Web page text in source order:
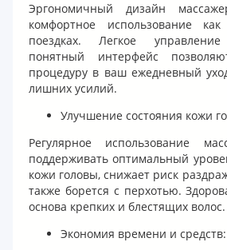
Эргономичный дизайн
комфортное использование
поездках. Легкое
понятный интерфейс
процедуру в ваш ежедневный
лишних усилий.
Улучшение состояния кожи
Регулярное использование
поддерживать оптимальный
кожи головы, снижает риск
также борется с перхотью.
основа крепких и блестящих волос.
Экономия времени и средств: